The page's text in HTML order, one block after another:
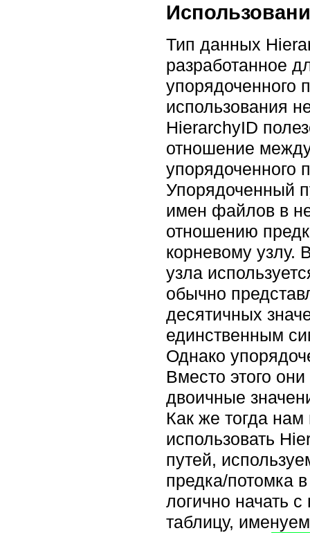
Тип данных
разработанное
упорядоченного
использования
HierarchyID
отношение
упорядоченного
Упорядоченный
имен файлов в
отношению
корневому узлу.
узла
обычно
десятичных
единственным
Однако
Вместо этого
двоичные
Как же тогда
использовать
путей,
предка/потомка
логично начать
таблицу,